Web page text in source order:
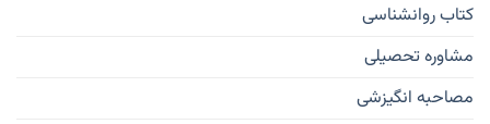
کتاب روانشناسی
مشاوره تحصیلی
مصاحبه انگیزشی